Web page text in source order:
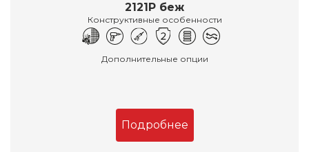
2121Р беж
Конструктивные особенности
Дополнительные опции
Подробнее